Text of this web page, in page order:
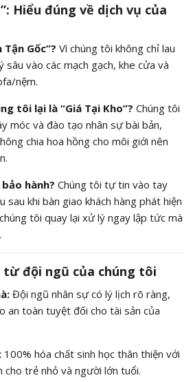
Hiểu đúng về dịch vụ của
Gốc”? Vì chúng tôi không chỉ lau
vào các mạch gạch, khe cửa và
nệm.
tôi lại là “Giá Tại Kho”? Chúng tôi
móc và đào tạo nhân sự bài bản,
chia hoa hồng cho môi giới nên
hành? Chúng tôi tự tin vào tay
sau khi bàn giao khách hàng phát hiện
tôi quay lại xử lý ngay lập tức mà
từ đội ngũ của chúng tôi
Đội ngũ nhân sự có lý lịch rõ ràng,
an toàn tuyệt đối cho tài sản của
100% hóa chất sinh học thân thiện với
trẻ nhỏ và người lớn tuổi.